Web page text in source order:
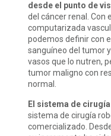
desde el punto de
del cáncer renal. Con
computarizada
podemos definir con
sanguíneo del tumor
vasos que lo nutren,
tumor maligno con
normal.
El sistema de
sistema de cirugía
comercializado.